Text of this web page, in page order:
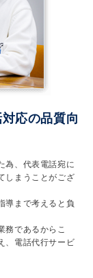
応の品質向
為、代表電話宛に
しまうことがござ
導まで考えると負
務であるからこ
、電話代行サービ